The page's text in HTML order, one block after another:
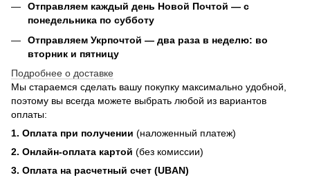
Отправляем каждый день Новой Почтой — с
понедельника по субботу
Отправляем Укрпочтой — два раза в неделю: во
вторник и пятницу
Подробнее о доставке
Мы стараемся сделать вашу покупку максимально удобной,
поэтому вы всегда можете выбрать любой из вариантов
оплаты:
1. Оплата при получении (наложенный платеж)
2. Онлайн-оплата картой (без комиссии)
3. Оплата на расчетный счет (UBAN)